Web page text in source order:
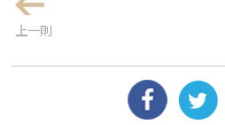
上一則